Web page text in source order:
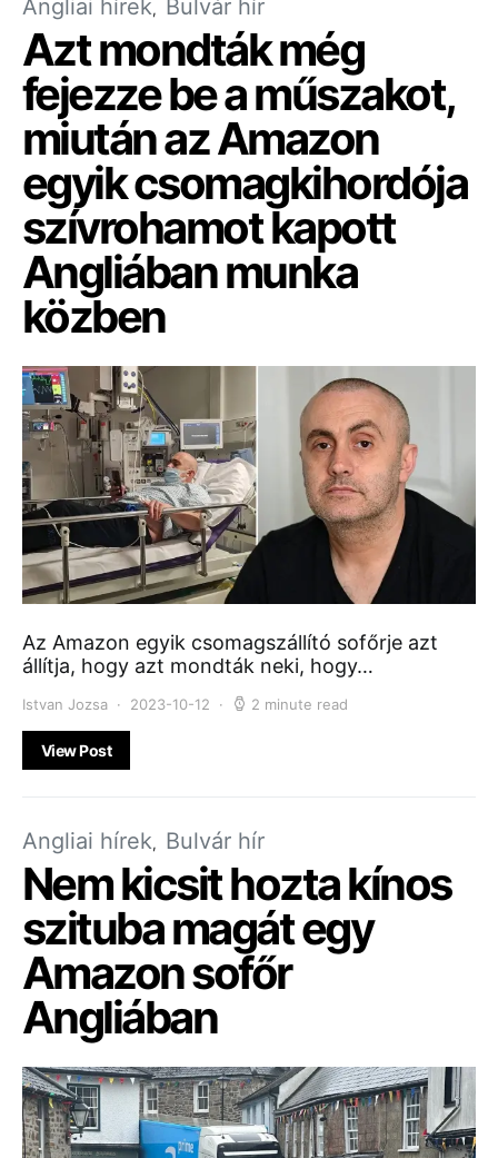
Angliai hírek Bulvár hír
Azt mondták még
fejezze be a műszakot,
miután az Amazon
egyik csomagkihordója
szívrohamot kapott
Angliában munka
közben
Az Amazon egyik csomagszállító sofőrje azt
állítja, hogy azt mondták neki, hogy…
Istvan Jozsa 2023-10-12 2 minute read
View Post
Angliai hírek Bulvár hír
Nem kicsit hozta kínos
szituba magát egy
Amazon sofőr
Angliában